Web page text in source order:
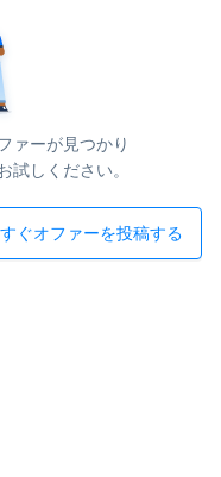
ァーが見つかり
試しください。
ぐオファーを投稿する